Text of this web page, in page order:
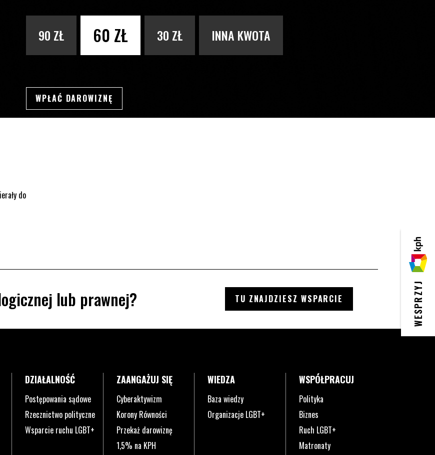
WESPRZYJ
KPH
90 ZŁ 60 ZŁ 30 ZŁ INNA KWOTA
PODAJ KWOTĘ
WPŁAĆ DAROWIZNĘ
SWSDSD
do
lub prawnej? TU ZNAJDZIESZ WSPARCIE
DZIAŁALNOŚĆ
Postępowania sądowe
Rzecznictwo polityczne
Wsparcie ruchu LGBT+
ZAANGAŻUJ SIĘ
Cyberaktywizm
Korony Równości
Przekaż darowiznę
1,5% na KPH
WIEDZA
Baza wiedzy
Organizacje LGBT+
WSPÓŁPRACUJ
Polityka
Biznes
Ruch LGBT+
Matronaty